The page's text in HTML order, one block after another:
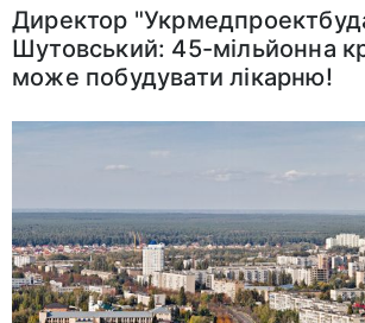
Директор
Шутовський: 45-мільйонна
може побудувати лікарню!